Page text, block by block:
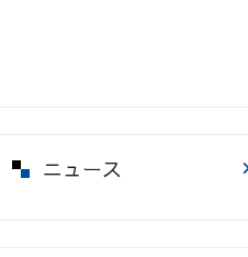
ニュース